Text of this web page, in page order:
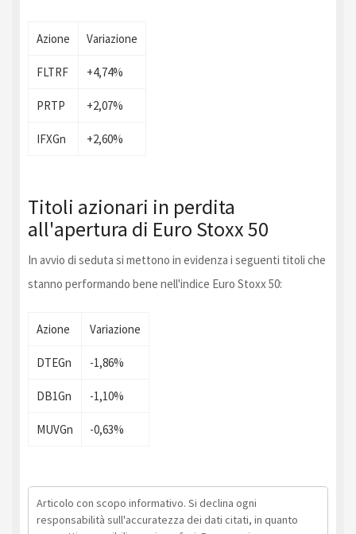
Azione Variazione
FLTRF +4,74%
PRTP +2,07%
IFXGn +2,60%
Titoli azionari in perdita
all'apertura di Euro Stoxx 50
In avvio di seduta si mettono in evidenza i seguenti titoli che
stanno performando bene nell'indice Euro Stoxx 50:
Azione Variazione
DTEGn -1,86%
DB1Gn -1,10%
MUVGn -0,63%
Articolo con scopo informativo. Si declina ogni
responsabilità sull'accuratezza dei dati citati, in quanto